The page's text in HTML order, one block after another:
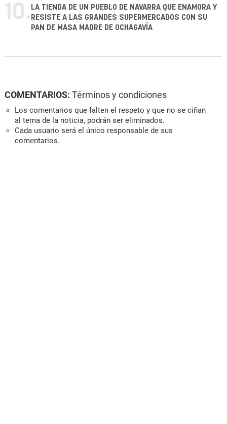
10. LA TIENDA DE UN PUEBLO DE NAVARRA QUE ENAMORA Y
RESISTE A LAS GRANDES SUPERMERCADOS CON SU
PAN DE MASA MADRE DE OCHAGAVÍA
COMENTARIOS: Términos y condiciones
Los comentarios que falten el respeto y que no se ciñan
al tema de la noticia, podrán ser eliminados.
Cada usuario será el único responsable de sus
comentarios.